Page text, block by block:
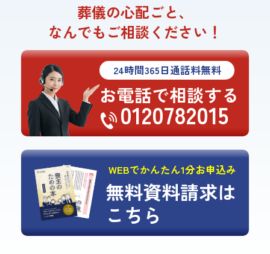
葬儀の心配ごと、
なんでもご相談ください！
24時間365日通話料無料
お電話で相談する
0120782015
WEBでかんたん1分お申込み
無料資料請求は
こちら